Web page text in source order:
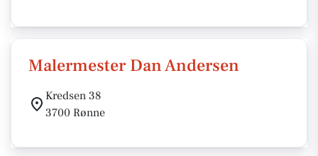
Malermester Dan Andersen
Kredsen 38
3700 Rønne